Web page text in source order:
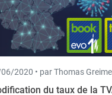
2020 • par Thomas
du taux de la